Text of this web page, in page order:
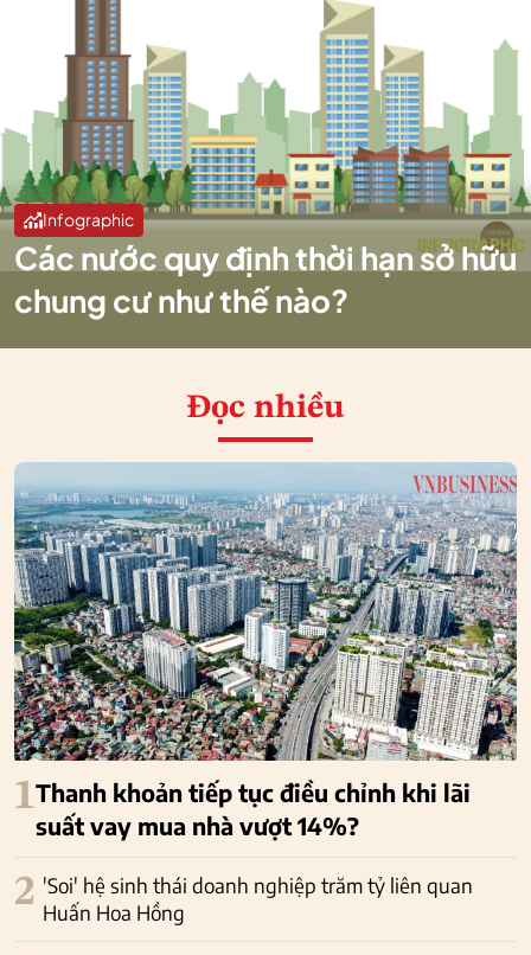
Infographic
Các nước quy định thời hạn sở hữu
chung cư như thế nào?
Đọc nhiều
1Thanh khoản tiếp tục điều chỉnh khi lãi
suất vay mua nhà vượt 14%?
2 'Soi' hệ sinh thái doanh nghiệp trăm tỷ liên quan
Huấn Hoa Hồng